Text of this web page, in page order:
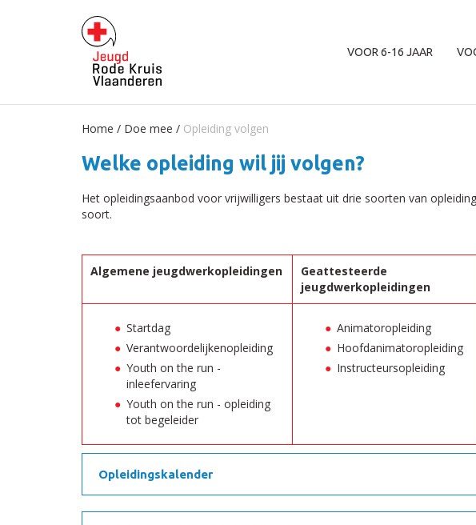
VOOR 6-16 JAAR
Home / Doe mee / Opleiding volgen
Welke opleiding wil jij volgen?
Het opleidingsaanbod voor vrijwilligers bestaat uit drie soorten van
soort.
Algemene jeugdwerkopleidingen
Geattesteerde
jeugdwerkopleidingen
Startdag
Verantwoordelijkenopleiding
Youth on the run -
inleefervaring
Youth on the run - opleiding
tot begeleider
Animatoropleiding
Hoofdanimatoropleiding
Instructeursopleiding
Opleidingskalender